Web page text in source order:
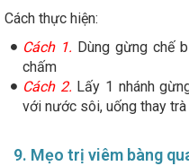
Cách thực hiện:
Cách 1. Dùng gừng chế
chấm
Cách 2. Lấy 1 nhánh
với nước sôi, uống thay trà
9. Mẹo trị viêm bàng